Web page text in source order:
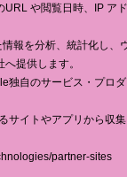
URL や閲覧日時、IP ア
報を分析、統計化し、
提供します。
独自のサービス・プロ
サイトやアプリから収
partner-sites